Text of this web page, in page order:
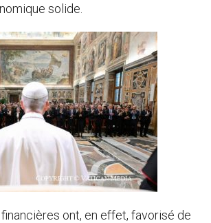
solide.
ont, en effet, favorisé de